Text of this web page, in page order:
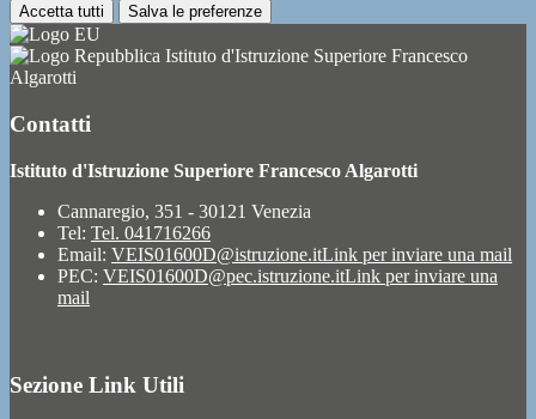
Accetta tutti Salva le preferenze
Istituto d'Istruzione Superiore Francesco
Algarotti
Contatti
Istituto d'Istruzione Superiore Francesco Algarotti
Cannaregio, 351 - 30121 Venezia
Tel: Tel. 041716266
Email: VEIS01600D@istruzione.itLink per inviare una mail
PEC: VEIS01600D@pec.istruzione.itLink per inviare una
mail
Sezione Link Utili